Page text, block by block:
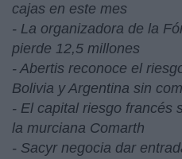
cajas en este mes
- La organizadora de la
pierde 12,5 millones
- Abertis reconoce el
Bolivia y Argentina sin
- El capital riesgo francés
la murciana Comarth
- Sacyr negocia dar